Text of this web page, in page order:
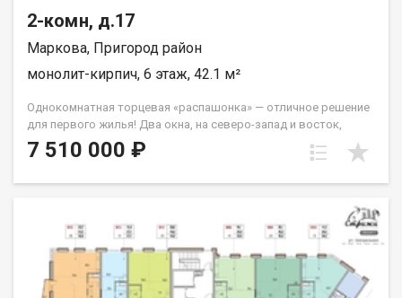
2-комн, д.17
Маркова, Пригород район
монолит-кирпич, 6 этаж, 42.1 м²
Однокомнатная торцевая «распашонка» — отличное решение
для первого жилья! Два окна, на северо-запад и восток,
которые легко справятся с задачей обеспечивать вас
солнечным светом на протяжение всего дня. Из спальни
7 510 000 ₽